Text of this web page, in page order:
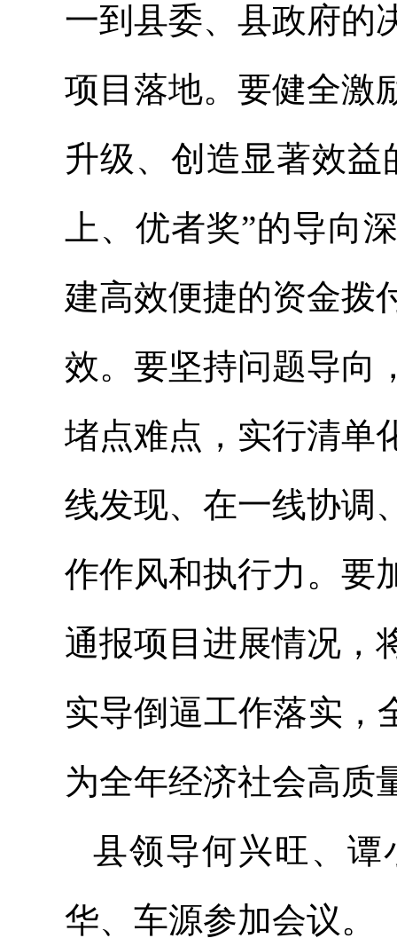
一到县委、县政府的
项目落地。要健全激
升级、创造显著效
上、优者奖”的导向
建高效便捷的资金拨
效。要坚持问题导向
堵点难点，实行清单
线发现、在一线协调
作作风和执行力。要
通报项目进展情况，
实导倒逼工作落实，
为全年经济社会高质
县领导何兴旺、谭
华、车源参加会议